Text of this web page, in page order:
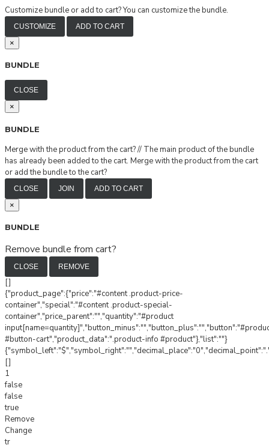
Customize bundle or add to cart?You can customize the bundle.
CUSTOMIZE ADD TO CART
×
BUNDLE
CLOSE
×
BUNDLE
Merge with the product from the cart?// The main product of the bundle
has already been added to the cart. Merge with the product from the cart
or add the bundle to the cart?
CLOSE JOIN ADD TO CART
×
BUNDLE
Remove bundle from cart?
CLOSE REMOVE
[]
{"product_page":{"price":"#content .product-price-
container","special":"#content .product-special-
container","price_parent":"","quantity":"#product
#button-cart","product_data":".product-info #product"},"list":""}
[]
1
false
false
true
Remove
Change
tr